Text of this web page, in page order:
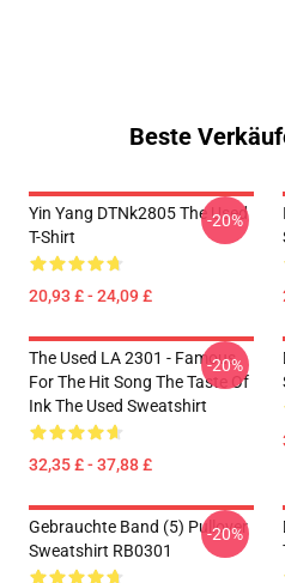
Beste
Yin Yang DTNk2805 The Used
T-Shirt
20,93 £ - 24,09 £
-20%
The Used LA 2301 - Famous
For The Hit Song The Taste Of
Ink The Used Sweatshirt
32,35 £ - 37,88 £
-20%
Gebrauchte Band (5) Pullover
Sweatshirt RB0301
-20%